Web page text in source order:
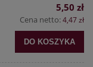
5,50 zł
Cena netto:4,47 zł
DO KOSZYKA